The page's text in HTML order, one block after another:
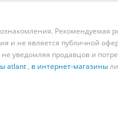
Рекомендуемая
и не является публичной
уведомляя продавцов и
atlant , в интернет-магазины